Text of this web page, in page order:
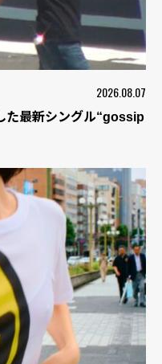
2026.08.07
た最新シングル“gossip